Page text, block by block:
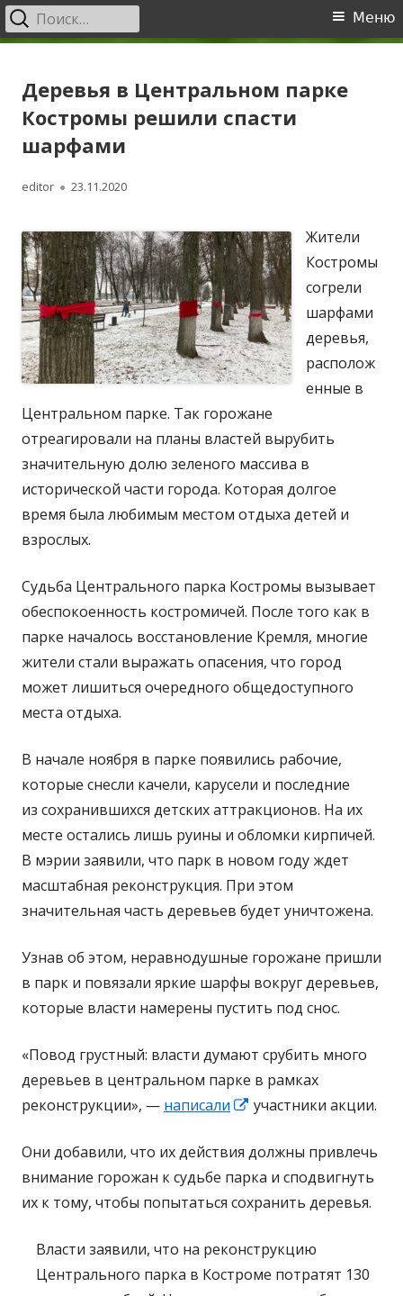
содержимому
Основное
Меню
Найти:
Деревья в Центральном парке
Костромы решили спасти
шарфами
Автор
editor Опубликовано
23.11.2020
Жители
Костромы
согрели
шарфами
деревья,
располож
енные в
Центральном парке. Так горожане
отреагировали на планы властей вырубить
значительную долю зеленого массива в
исторической части города. Которая долгое
время была любимым местом отдыха детей и
взрослых.
Судьба Центрального парка Костромы вызывает
обеспокоенность костромичей. После того как в
парке началось восстановление Кремля, многие
жители стали выражать опасения, что город
может лишиться очередного общедоступного
места отдыха.
В начале ноября в парке появились рабочие,
которые снесли качели, карусели и последние
из сохранившихся детских аттракционов. На их
месте остались лишь руины и обломки кирпичей.
В мэрии заявили, что парк в новом году ждет
масштабная реконструкция. При этом
значительная часть деревьев будет уничтожена.
Узнав об этом, неравнодушные горожане пришли
в парк и повязали яркие шарфы вокруг деревьев,
которые власти намерены пустить под снос.
«Повод грустный: власти думают срубить много
деревьев в центральном парке в рамках
реконструкции», — написали
Открывается
новом
окне
участники акции.
Они добавили, что их действия должны привлечь
внимание горожан к судьбе парка и сподвигнуть
их к тому, чтобы попытаться сохранить деревья.
Власти заявили, что на реконструкцию
Центрального парка в Костроме потратят 130